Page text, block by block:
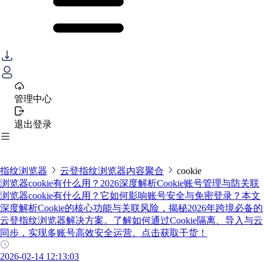
管理中心
退出登录
指纹浏览器 云登指纹浏览器内容聚合
cookie
浏览器cookie有什么用？2026深度解析Cookie账号管理与防关联
浏览器cookie有什么用？它如何影响账号安全与免密登录？本文
深度解析Cookie的核心功能与关联风险，揭秘2026年跨境必备的
云登指纹浏览器解决方案。了解如何通过Cookie隔离、导入与云
同步，实现多账号高效安全运营。点击获取干货！
2026-02-14 12:13:03